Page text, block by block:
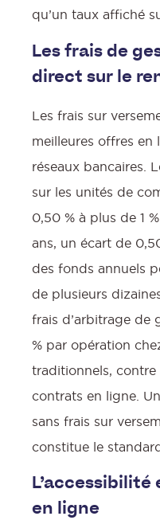
qu’un taux affiché
Les frais de
direct sur le
Les frais sur
meilleures offres en
réseaux bancaires.
sur les unités de
0,50 % à plus de 1
ans, un écart de
des fonds annuels
de plusieurs
frais d’arbitrage de
% par opération
traditionnels, contre
contrats en ligne.
sans frais sur
constitue le
en ligne